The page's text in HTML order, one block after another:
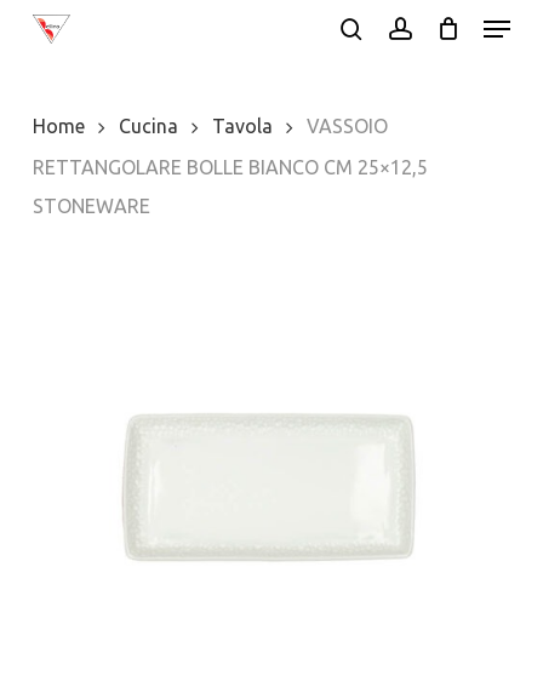
Skip
content
Menu
Home Cucina Tavola
VASSOIO
RETTANGOLARE BOLLE BIANCO CM 25×12,5
STONEWARE